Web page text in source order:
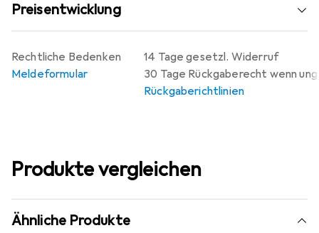
Preisentwicklung
14 Tage gesetzl. Widerruf
30 Tage Rückgaberecht wenn
Rückgaberichtlinien
Rechtliche Bedenken
Meldeformular
Produkte vergleichen
Ähnliche Produkte